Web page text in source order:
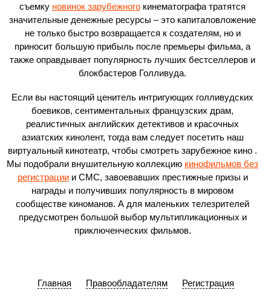
съемку новинок зарубежного кинематографа тратятся
значительные денежные ресурсы – это капиталовложение
не только быстро возвращается к создателям, но и
приносит большую прибыль после премьеры фильма, а
также оправдывает популярность лучших бестселлеров и
блокбастеров Голливуда.
Если вы настоящий ценитель интригующих голливудских
боевиков, сентиментальных французских драм,
реалистичных английских детективов и красочных
азиатских кинолент, тогда вам следует посетить наш
виртуальный кинотеатр, чтобы смотреть зарубежное кино .
Мы подобрали внушительную коллекцию кинофильмов без
регистрациии СМС, завоевавших престижные призы и
награды и получивших популярность в мировом
сообществе киноманов. А для маленьких телезрителей
предусмотрен большой выбор мультипликационных и
приключенческих фильмов.
Главная Правообладателям Регистрация